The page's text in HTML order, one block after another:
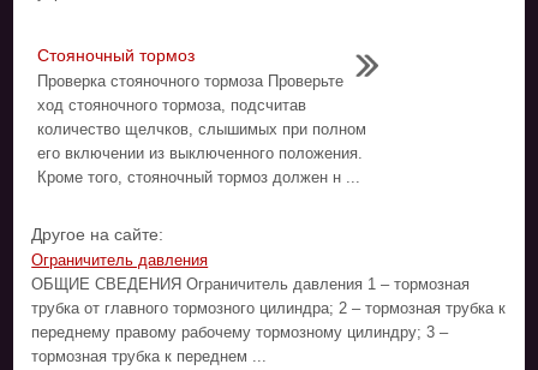
Стояночный тормоз
Проверка стояночного тормоза Проверьте
ход стояночного тормоза, подсчитав
количество щелчков, слышимых при полном
его включении из выключенного положения.
Кроме того, стояночный тормоз должен н ...
Другое на сайте:
Ограничитель давления
ОБЩИЕ СВЕДЕНИЯ Ограничитель давления 1 – тормозная
трубка от главного тормозного цилиндра; 2 – тормозная трубка к
переднему правому рабочему тормозному цилиндру; 3 –
тормозная трубка к переднем ...